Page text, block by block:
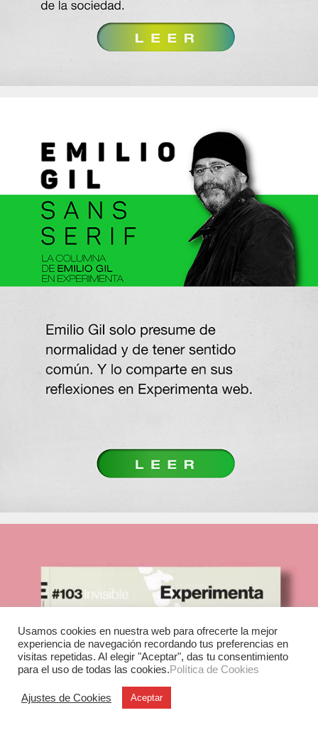
Usamos cookies en nuestra web para ofrecerte la mejor
experiencia de navegación recordando tus preferencias en
visitas repetidas. Al elegir "Aceptar", das tu consentimiento
para el uso de todas las cookies.Política de Cookies
Ajustes de Cookies Aceptar